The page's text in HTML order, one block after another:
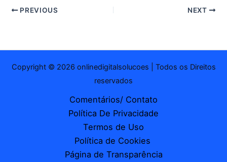
PREVIOUS NEXT
Copyright © 2026 onlinedigitalsolucoes | Todos os Direitos
reservados
Comentários/ Contato
Política De Privacidade
Termos de Uso
Política de Cookies
Página de Transparência